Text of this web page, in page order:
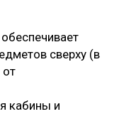
сверху (в
от
кабины и